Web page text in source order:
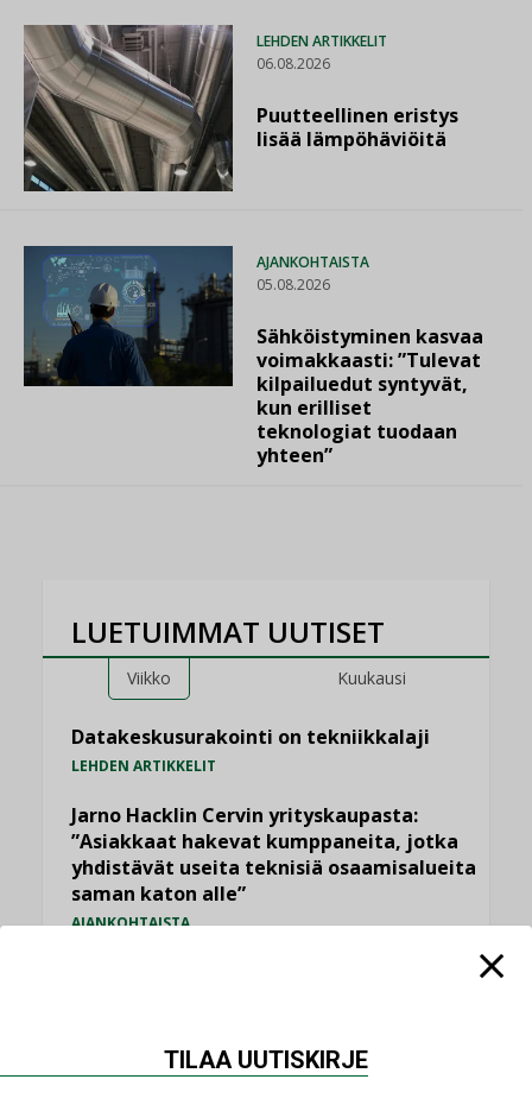
LEHDEN ARTIKKELIT
06.08.2026
Puutteellinen eristys
lisää lämpöhäviöitä
AJANKOHTAISTA
05.08.2026
Sähköistyminen kasvaa
voimakkaasti: ”Tulevat
kilpailuedut syntyvät,
kun erilliset
teknologiat tuodaan
yhteen”
LUETUIMMAT UUTISET
Viikko Kuukausi
Datakeskusurakointi on tekniikkalaji
LEHDEN ARTIKKELIT
Jarno Hacklin Cervin yrityskaupasta:
”Asiakkaat hakevat kumppaneita, jotka
yhdistävät useita teknisiä osaamisalueita
saman katon alle”
AJANKOHTAISTA
AJANKOHTAISTA TILAAJILLE
TILAA UUTISKIRJE